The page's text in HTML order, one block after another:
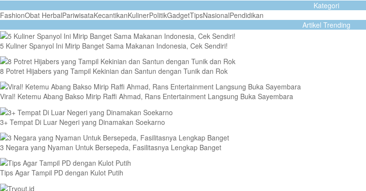
Kategori
FashionObat HerbalPariwisataKecantikanKulinerPolitikGadgetTipsNasionalPendidikan
Artikel Trending
5 Kuliner Spanyol Ini Mirip Banget Sama Makanan Indonesia, Cek Sendiri!
8 Potret Hijabers yang Tampil Kekinian dan Santun dengan Tunik dan Rok
Viral! Ketemu Abang Bakso Mirip Raffi Ahmad, Rans Entertainment Langsung Buka Sayembara
3+ Tempat Di Luar Negeri yang Dinamakan Soekarno
3 Negara yang Nyaman Untuk Bersepeda, Fasilitasnya Lengkap Banget
Tips Agar Tampil PD dengan Kulot Putih